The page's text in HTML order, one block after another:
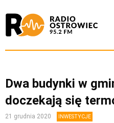
Dwa budynki w
doczekają się
21 grudnia 2020 INWESTYCJE